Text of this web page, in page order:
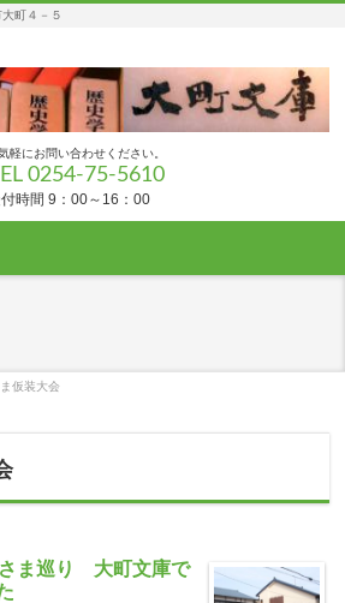
町４－５
軽にお問い合わせください。
0254-75-5610
時間 9：00～16：00
仮装大会
ま巡り 大町文庫で